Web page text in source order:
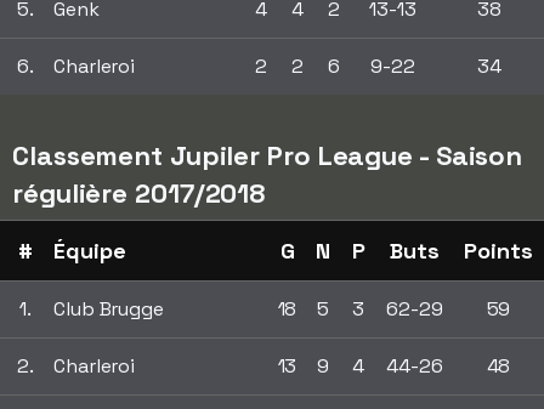
5. Genk 4 4 2 13-13 38
6. Charleroi 2 2 6 9-22 34
Classement Jupiler Pro League - Saison
régulière 2017/2018
# Équipe G N P Buts Points
1. Club Brugge 18 5 3 62-29 59
2. Charleroi 13 9 4 44-26 48